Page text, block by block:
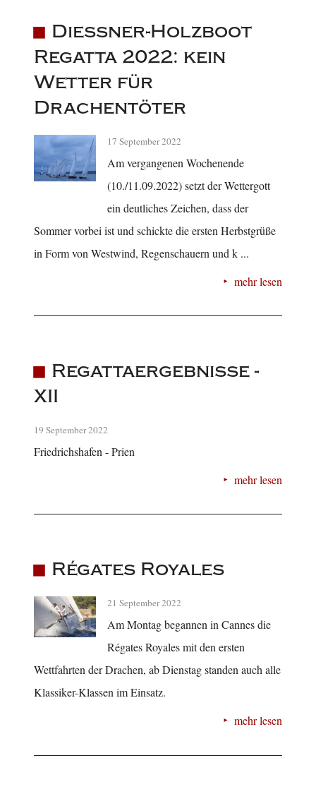
Diessner-Holzboot
Regatta 2022: kein
Wetter für
Drachentöter
17 September 2022
Am vergangenen Wochenende
(10./11.09.2022) setzt der Wettergott
ein deutliches Zeichen, dass der
Sommer vorbei ist und schickte die ersten Herbstgrüße
in Form von Westwind, Regenschauern und k ...
mehr lesen
Regattaergebnisse -
XII
19 September 2022
Friedrichshafen - Prien
mehr lesen
Régates Royales
21 September 2022
Am Montag begannen in Cannes die
Régates Royales mit den ersten
Wettfahrten der Drachen, ab Dienstag standen auch alle
Klassiker-Klassen im Einsatz.
mehr lesen